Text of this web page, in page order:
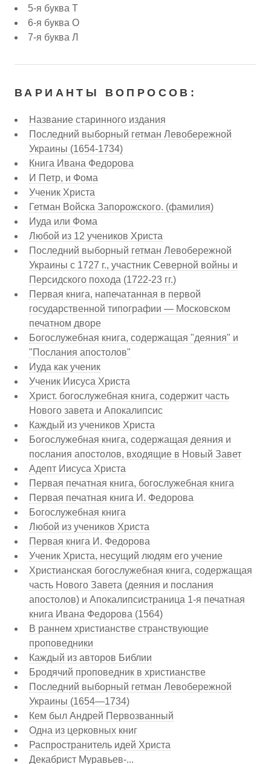
5-я буква Т
6-я буква О
7-я буква Л
ВАРИАНТЫ ВОПРОСОВ:
Название старинного издания
Последний выборный гетман Левобережной
Украины (1654-1734)
Книга Ивана Федорова
И Петр, и Фома
Ученик Христа
Гетман Войска Запорожского. (фамилия)
Иуда или Фома
Любой из 12 учеников Христа
Последний выборный гетман Левобережной
Украины с 1727 г., участник Северной войны и
Персидского похода (1722-23 гг.)
Первая книга, напечатанная в первой
государственной типографии — Московском
печатном дворе
Богослужебная книга, содержащая "деяния" и
"Послания апостолов"
Иуда как ученик
Ученик Иисуса Христа
Христ. богослужебная книга, содержит часть
Нового завета и Апокалипсис
Каждый из учеников Христа
Богослужебная книга, содержащая деяния и
послания апостолов, входящие в Новый Завет
Адепт Иисуса Христа
Первая печатная книга, богослужебная книга
Первая печатная книга И. Федорова
Богослужебная книга
Любой из учеников Христа
Первая книга И. Федорова
Ученик Христа, несущий людям его учение
Христианская богослужебная книга, содержащая
часть Нового Завета (деяния и послания
апостолов) и Апокалипсистраница 1-я печатная
книга Ивана Федорова (1564)
В раннем христианстве странствующие
проповедники
Каждый из авторов Библии
Бродячий проповедник в христианстве
Последний выборный гетман Левобережной
Украины (1654—1734)
Кем был Андрей Первозванный
Одна из церковных книг
Распространитель идей Христа
Декабрист Муравьев-...